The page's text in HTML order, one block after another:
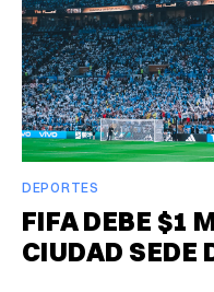
DEPORTES
FIFA DEBE $1
CIUDAD SEDE